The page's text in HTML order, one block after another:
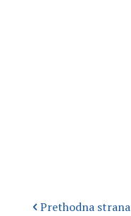
Prethodna strana